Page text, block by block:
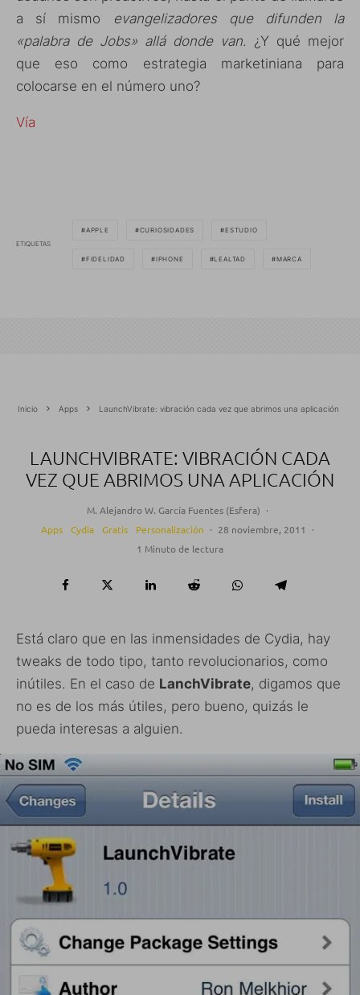
a sí mismo
evangelizadores que difunden la
«palabra de Jobs» allá donde van. ¿Y qué mejor
que eso como estrategia marketiniana para
colocarse en el número uno?
Vía
ETIQUETAS
APPLE CURIOSIDADES ESTUDIO
FIDELIDAD IPHONE LEALTAD MARCA
Inicio Apps LaunchVibrate: vibración cada vez que abrimos una aplicación
LAUNCHVIBRATE: VIBRACIÓN CADA
VEZ QUE ABRIMOS UNA APLICACIÓN
M. Alejandro W. García Fuentes (Esfera) ·
Apps
Cydia Gratis Personalización · 28 noviembre, 2011
·
1 Minuto de lectura
Está claro que en las inmensidades de Cydia, hay
tweaks de todo tipo, tanto revolucionarios, como
inútiles. En el caso de LanchVibrate, digamos que
no es de los más útiles, pero bueno, quizás le
pueda interesas a alguien.